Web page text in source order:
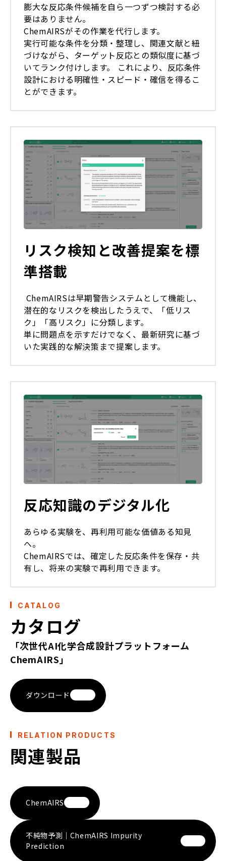
膨大な反応条件候補を自ら一つずつ検討する必
要はありません。
ChemAIRSがその作業を代行します。
実行可能な条件を分類・整理し、関連文献と紐
づけながら、ターゲット反応との類似度に基づ
いてランク付けします。 これにより、反応条件
設計における明確性・スピード・確信を得るこ
とができます。
リスク検知と改善提案を標
準搭載
ChemAIRSは早期警告システムとして機能し、
潜在的なリスクを検出したうえで、「低リス
ク」「高リスク」に分類します。
単に問題点を示すだけでなく、最新研究に基づ
いた実践的な解決策まで提案します。
反応知識のデジタル化
あらゆる実験を、再利用可能な価値ある知見
へ。
ChemAIRSでは、確定した反応条件を保存・共
有し、将来の実験で再利用できます。
CATALOG
カタログ
「次世代AI化学合成設計プラットフォーム
ChemAIRS」
ダウンロード
RELATION PRODUCTS
関連製品
ChemAIRS
不純物予測｜ChemAIRS Impurity
Prediction